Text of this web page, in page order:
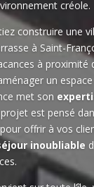
créole.
construire une
à Saint-
à proximité
un
met son
est pensé
offrir à vos
inoubliable